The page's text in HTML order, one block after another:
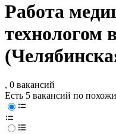
Работа
технологом
, 0 вакансий
Есть 5 вакансий по